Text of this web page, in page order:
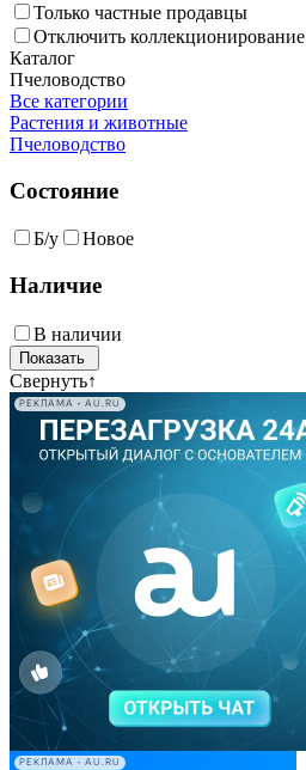
Только частные продавцы
Отключить коллекционирование
Каталог
Пчеловодство
Все категории
Растения и животные
Пчеловодство
Состояние
Б/у Новое
Наличие
В наличии
Свернуть↑
РЕКЛАМА • AU.RU
РЕКЛАМА • AU.RU